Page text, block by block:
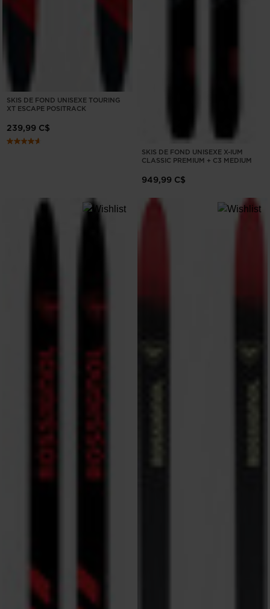
SKIS DE FOND UNISEXE TOURING
XT ESCAPE POSITRACK
239,99 C$
SKIS DE FOND UNISEXE X-IUM
CLASSIC PREMIUM + C3 MEDIUM
949,99 C$